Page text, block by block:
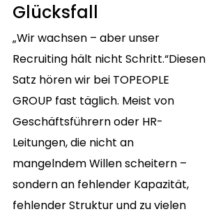
Glücksfall
„Wir wachsen – aber unser
Recruiting hält nicht Schritt.“Diesen
Satz hören wir bei TOPEOPLE
GROUP fast täglich. Meist von
Geschäftsführern oder HR-
Leitungen, die nicht an
mangelndem Willen scheitern –
sondern an fehlender Kapazität,
fehlender Struktur und zu vielen